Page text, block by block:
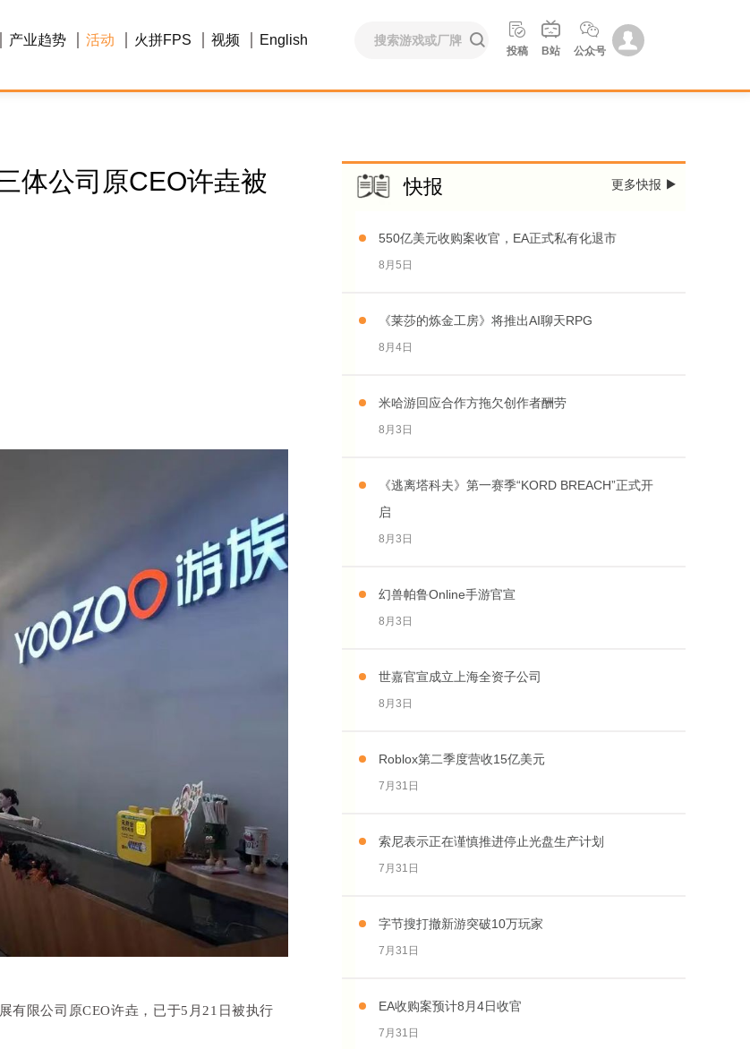
产业趋势 活动 火拼FPS 视频 English 

投稿

B站

公众号

体公司原CEO许垚被
有限公司原CEO许垚，已于5月21日被执行
快报 更多快报 
550亿美元收购案收官，EA正式私有化退市
8月5日
《莱莎的炼金工房》将推出AI聊天RPG
8月4日
米哈游回应合作方拖欠创作者酬劳
8月3日
《逃离塔科夫》第一赛季“KORD BREACH”正式开
启
8月3日
幻兽帕鲁Online手游官宣
8月3日
世嘉官宣成立上海全资子公司
8月3日
Roblox第二季度营收15亿美元
7月31日
索尼表示正在谨慎推进停止光盘生产计划
7月31日
字节搜打撤新游突破10万玩家
7月31日
EA收购案预计8月4日收官
7月31日